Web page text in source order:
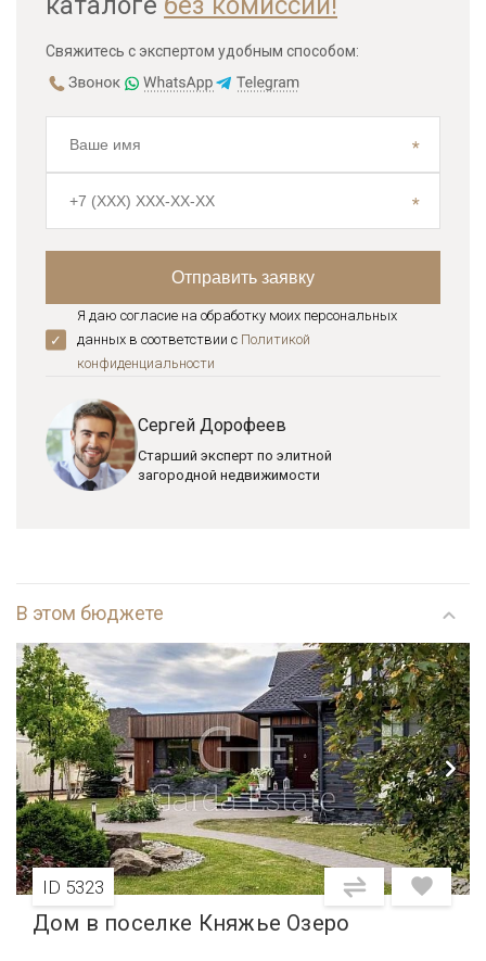
Свяжитесь с экспертом удобным способом:
Я даю согласие на обработку моих персональных
данных в соответствии с Политикой
конфиденциальноcти
Сергей Дорофеев
Старший эксперт по элитной
загородной недвижимости
В этом бюджете
ID 5323
Дом в поселке Княжье Озеро